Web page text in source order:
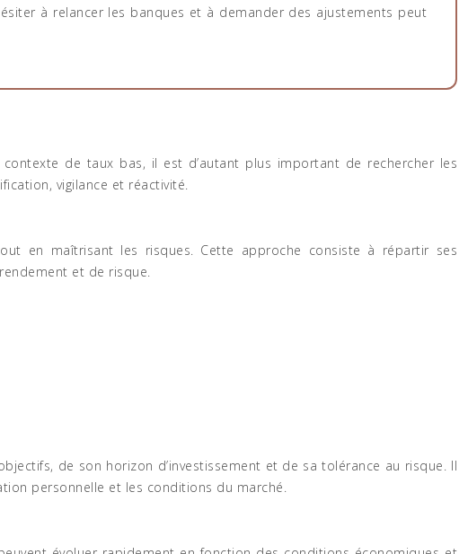
à relancer les banques et à demander des ajustements peut
de taux bas, il est d’autant plus important de rechercher les
vigilance et réactivité.
en maîtrisant les risques. Cette approche consiste à répartir ses
et de risque.
de son horizon d’investissement et de sa tolérance au risque. Il
personnelle et les conditions du marché.